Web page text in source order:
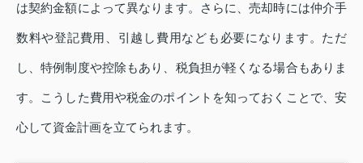
は契約金額によって異なります。さらに、売却時には仲介手
数料や登記費用、引越し費用なども必要になります。ただ
し、特例制度や控除もあり、税負担が軽くなる場合もありま
す。こうした費用や税金のポイントを知っておくことで、安
心して資金計画を立てられます。